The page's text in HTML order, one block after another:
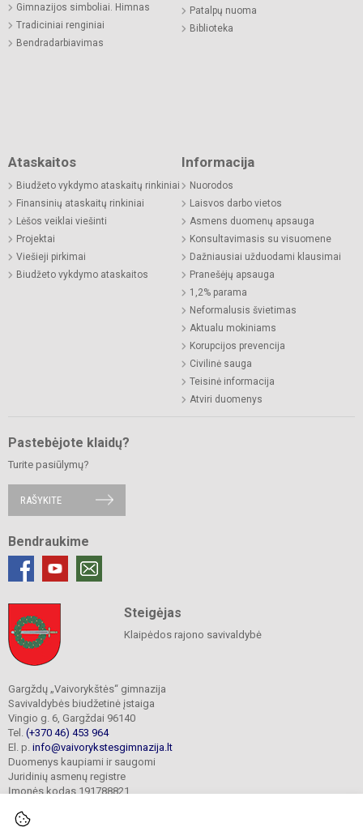
Gimnazijos simboliai. Himnas
Tradiciniai renginiai
Bendradarbiavimas
Patalpų nuoma
Biblioteka
Ataskaitos
Biudžeto vykdymo ataskaitų rinkiniai
Finansinių ataskaitų rinkiniai
Lėšos veiklai viešinti
Projektai
Viešieji pirkimai
Biudžeto vykdymo ataskaitos
Informacija
Nuorodos
Laisvos darbo vietos
Asmens duomenų apsauga
Konsultavimasis su visuomene
Dažniausiai užduodami klausimai
Pranešėjų apsauga
1,2% parama
Neformalusis švietimas
Aktualu mokiniams
Korupcijos prevencija
Civilinė sauga
Teisinė informacija
Atviri duomenys
Pastebėjote klaidų?
Turite pasiūlymų?
RAŠYKITE
Bendraukime
Steigėjas
Klaipėdos rajono savivaldybė
Gargždų „Vaivorykštės“ gimnazija
Savivaldybės biudžetinė įstaiga
Vingio g. 6, Gargždai 96140
Tel. (+370 46) 453 964
El. p. info@vaivorykstesgimnazija.lt
Duomenys kaupiami ir saugomi
Juridinių asmenų registre
Įmonės kodas 191788821